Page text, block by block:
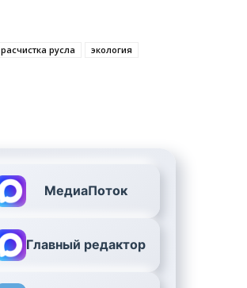
расчистка русла экология
МедиаПоток
Главный редактор